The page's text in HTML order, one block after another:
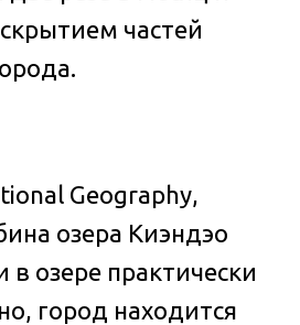
частей
Geography,
озера Киэндэо
в озере практически
город находится